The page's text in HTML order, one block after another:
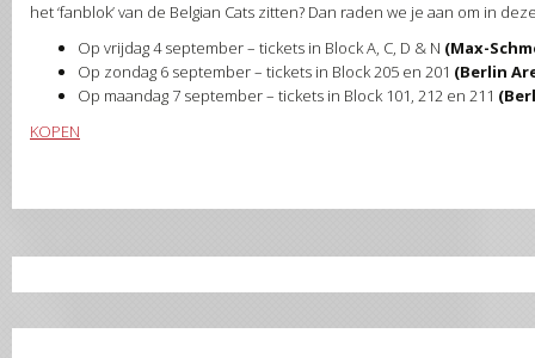
het ‘fanblok’ van de Belgian Cats zitten? Dan raden we je aan om in
Op vrijdag 4 september – tickets in Block A, C, D & N (Max-
Op zondag 6 september – tickets in Block 205 en 201 (Berlin
Op maandag 7 september – tickets in Block 101, 212 en 211
KOPEN